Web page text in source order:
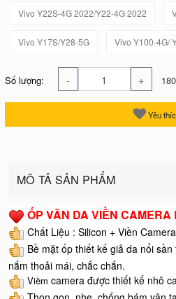
Vivo Y22S-4G 2022/Y22-4G 2022
Vivo Y17S/Y28-5G Vivo Y100-4G/
Số lượng: - +
Yêu
MÔ TẢ SẢN PHẨM
ỐP VÂN DA VIỀN CAMERA
Chất Liệu : Silicon + Viền
Bề mặt ốp thiết kế giả da nổi
nắm thoải mái, chắc chắn.
Viềm camera được thiết kế nhô